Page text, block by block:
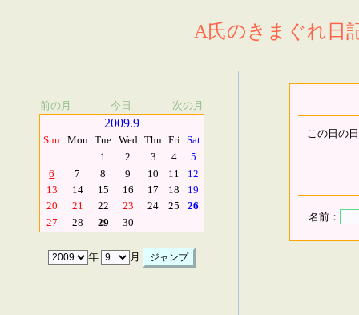
A氏のきまぐれ日
前の月 今日 次の月
2009.9
Sun Mon Tue Wed Thu Fri Sat
1
2 3 4
5
6
7 8 9 10 11
12
13
14 15 16 17 18
19
20
21 22 23 24 25
26
27
28 29 30
年 月
この日の
名前：